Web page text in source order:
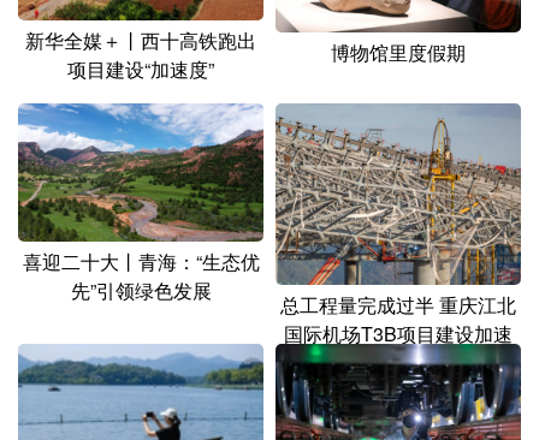
新疆 内蒙古 黑龙江
多语种频道
English Español Français عربى
Русский язык 日本語 한국어
Deutsch Português
新华全媒＋丨西十高铁跑出
项目建设“加速度”
博物馆里度假期
喜迎二十大丨青海：“生态优
先”引领绿色发展
总工程量完成过半 重庆江北
国际机场T3B项目建设加速
推进